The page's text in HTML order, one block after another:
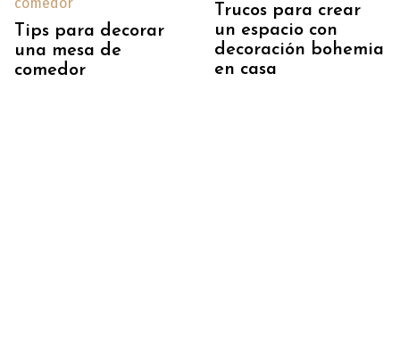
Tips para decorar
una mesa de
comedor
Trucos para crear
un espacio con
decoración bohemia
en casa